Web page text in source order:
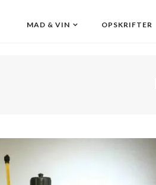
MAD & VIN OPSKRIFTER